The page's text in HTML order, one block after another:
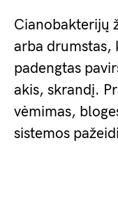
Cianobakterijų
arba drumstas,
padengtas
akis, skrandį.
vėmimas,
sistemos